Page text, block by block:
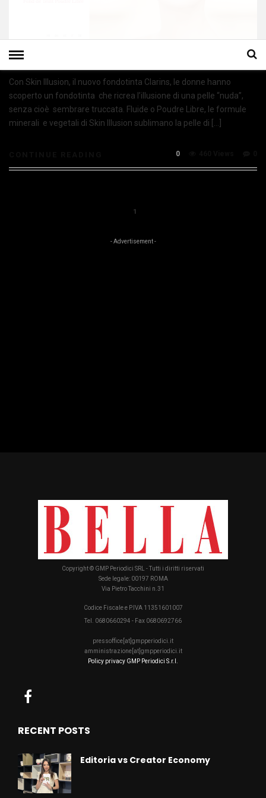
Con Skin Illusion, il nuovo fondotinta Clarins, le donne hanno
scoperto un fondotinta che ricrea l’illusione di una pelle “nuda”,
senza cioè sembrare truccata. Fluide o Poudre Libre, le formule
minerali e vegetali di Skin Illusion sublimano la pelle di […]
0
1
- Advertisement -
Copyright © GMP Periodici SRL - Tutti i diritti riservati
Sede legale: 00197 ROMA
Via Pietro Tacchini n.31
Codice Fiscale e P.IVA 11351601007
Tel. 0680660294 - Fax 0680692766
pressoffice[at]gmpperiodici.it
amministrazione[at]gmpperiodici.it
Policy privacy GMP Periodici S.r.l.
RECENT POSTS
Editoria vs Creator Economy